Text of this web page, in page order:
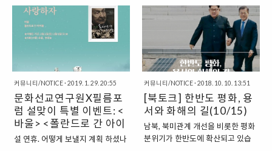
제와 문화선교적 과제를 탐색하는
시간을 갖고자 한다. 일시: 5월 10
일 (금) 10시장소: 필름포럼 2관공
동주최 서울국제사랑영화제, 문화
선교연구원 원장)발제: 강진구 교수
(고신대), 김지혜 목사(문화선교연
구원 책임연구원..
며, 희망의 기쁨으로 삶의 공간을 채
우고 또한 기쁨을 우리의 이웃들과
나누어야 할 축제의 시간들이 된다.
왜소해진 부활절 문화 하지만 어느
때인가부터 부활절의 의미는 그것
이 지닌 깊이와 넓이를 지니지 못한
..
합니다.이번 컨퍼런스를 통해 변화
하는 시대 속에서 다양한 모습으로
문화선교를 실천해가는 현장 목회
로운 표현들을 확인하게 될 것입니
다. ▶일정: 2019.03.25.(월) 오전
10시~오후 5시▶장소: 동숭교회▶
대상: 건강한 교회의 방향에 대해 고
민하거나 처치 플랜팅을 계획하는
자, 문화선교 담당자 등 ▶참가비
목회자 이중직의 요구들 등 변화하
는 시대에 복음이 어떻게 세상에 감
동을 줄 수 있을까요? 문화, 세대, 지
역을 아우르며 소통하며 성장하는
교회들의 새로운 표현들을 만나보
는 자리를 마련했습니다. 문화선교
연구원과 국민일보가 개최하는
“2019 문화선교컨퍼런스”를 통해
변화하는 시대 속에서 다양한 모습
으로 문화선교를 실천해가는 현장
목회자들과 개척자들의 사례들을
보며, 한국 교회의 미래를 열어가는
커뮤니티/NOTICE· 2019. 1. 29. 20:55
문화선교연구원X필름포
럼 설맞이 특별 이벤트: <
바울> <폴란드로 간 아이
들> 초청
설 연휴. 어떻게 보낼지 계획 하셨나
커뮤니티/NOTICE· 2018. 10. 10. 13:51
[북토크] 한반도 평화, 용
서와 화해의 길(10/15)
남북, 북미관계 개선을 비롯한 평화
분위기가 한반도에 확산되고 있습